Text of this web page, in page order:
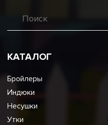
КАТАЛОГ
Бройлеры
Индюки
Несушки
Утки